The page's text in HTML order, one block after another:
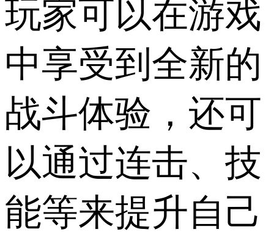
玩家可以在游戏
中享受到全新的
战斗体验，还可
以通过连击、技
能等来提升自己